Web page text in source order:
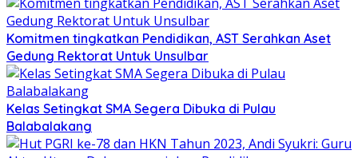
Komitmen tingkatkan Pendidikan, AST Serahkan Aset
Gedung Rektorat Untuk Unsulbar
Kelas Setingkat SMA Segera Dibuka di Pulau
Balabalakang